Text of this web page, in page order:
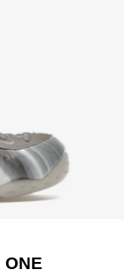
ONE